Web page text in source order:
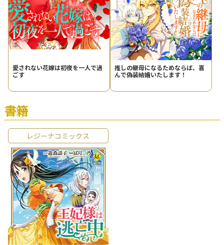
愛されない花嫁は初夜を一人で過
ごす
推しの継母になるためならば、喜
んで偽装結婚いたします！
書籍
レジーナコミックス